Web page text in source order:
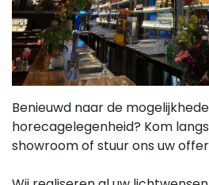
Benieuwd naar de
horecagelegenheid? Kom langs
showroom of stuur ons uw